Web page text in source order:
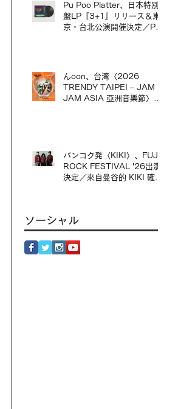
Pu Poo Platter、日本特別
盤LP『3+1』リリース＆東
京・台北公演開催決定／Pu
んoon、台湾〈2026
TRENDY TAIPEI – JAM
JAM ASIA 亞洲音樂節〉出
バンコク発〈KIKI〉、FUJI
ROCK FESTIVAL '26出演
決定／來自曼谷的 KIKI 確定
ソーシャル